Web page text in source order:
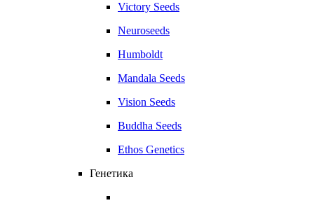
Victory Seeds
Neuroseeds
Humboldt
Mandala Seeds
Vision Seeds
Buddha Seeds
Ethos Genetics
Генетика